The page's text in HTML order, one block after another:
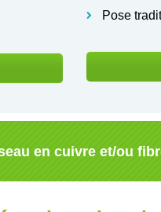
Pose
en cuivre et/ou